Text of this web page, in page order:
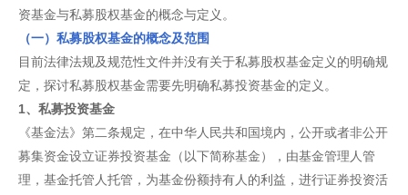
资基金与私募股权基金的概念与定义。
（一）私募股权基金的概念及范围
目前法律法规及规范性文件并没有关于私募股权基金定义的明确规
定，探讨私募股权基金需要先明确私募投资基金的定义。
1、私募投资基金
《基金法》第二条规定，在中华人民共和国境内，公开或者非公开
募集资金设立证券投资基金（以下简称基金），由基金管理人管
理，基金托管人托管，为基金份额持有人的利益，进行证券投资活